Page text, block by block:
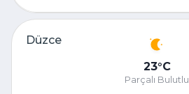
Düzce
23 C
Parçalı Bulutlu